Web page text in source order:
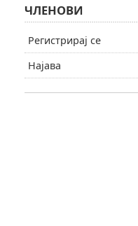
ЧЛЕНОВИ
Регистрирај се
Најава